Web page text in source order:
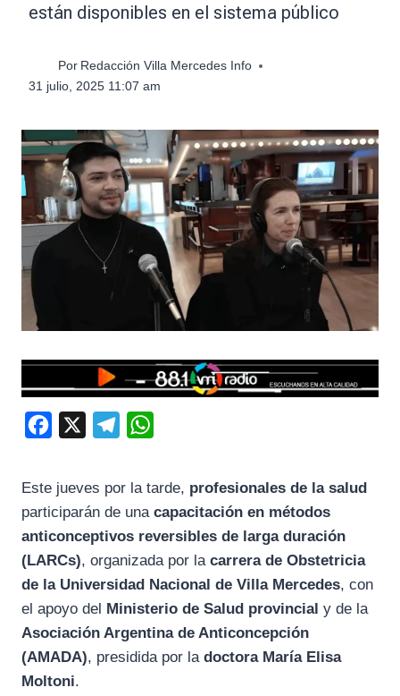
están disponibles en el sistema público
Por Redacción Villa Mercedes Info
31 julio, 2025 11:07 am
b
o
o
k
g
r
a
m
s
A
p
p
Este jueves por la tarde, profesionales de la salud
participarán de una capacitación en métodos
anticonceptivos reversibles de larga duración
(LARCs), organizada por la carrera de Obstetricia
de la Universidad Nacional de Villa Mercedes, con
el apoyo del Ministerio de Salud provincial y de la
Asociación Argentina de Anticoncepción
(AMADA), presidida por la doctora María Elisa
Moltoni.